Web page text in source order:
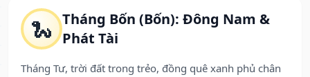
🐍 Tháng Bốn (Bốn): Đông Nam &
Phát Tài
Tháng Tư, trời đất trong trẻo, đồng quê xanh phủ chân